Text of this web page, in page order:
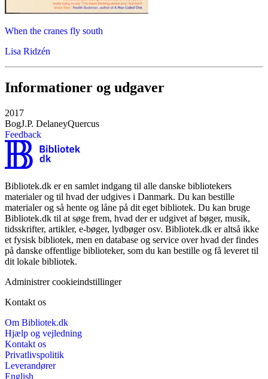
When the cranes fly south
Lisa Ridzén
Informationer og udgaver
2017
BogJ.P. DelaneyQuercus
Feedback
Bibliotek.dk er en samlet indgang til alle danske bibliotekers
materialer og til hvad der udgives i Danmark. Du kan bestille
materialer og så hente og låne på dit eget bibliotek. Du kan bruge
Bibliotek.dk til at søge frem, hvad der er udgivet af bøger, musik,
tidsskrifter, artikler, e-bøger, lydbøger osv. Bibliotek.dk er altså ikke
et fysisk bibliotek, men en database og service over hvad der findes
på danske offentlige biblioteker, som du kan bestille og få leveret til
dit lokale bibliotek.
Administrer cookieindstillinger
Kontakt os
Om Bibliotek.dk
Hjælp og vejledning
Kontakt os
Privatlivspolitik
Leverandører
English